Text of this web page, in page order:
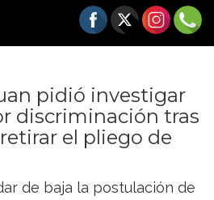
pidió investigar
discriminación tras
el pliego de
de baja la postulación de